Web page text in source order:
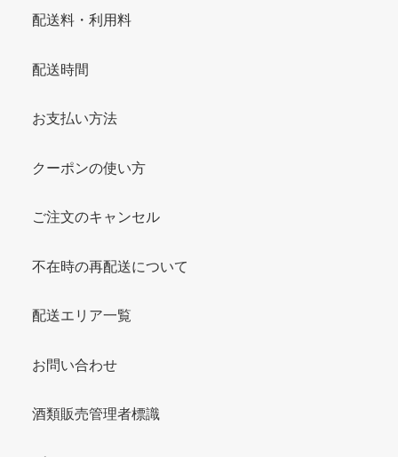
配送料・利用料
配送時間
お支払い方法
クーポンの使い方
ご注文のキャンセル
不在時の再配送について
配送エリア一覧
お問い合わせ
酒類販売管理者標識